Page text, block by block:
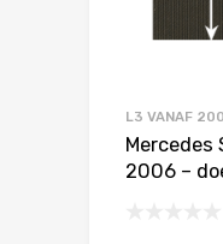
L3 VANAF
2006 –